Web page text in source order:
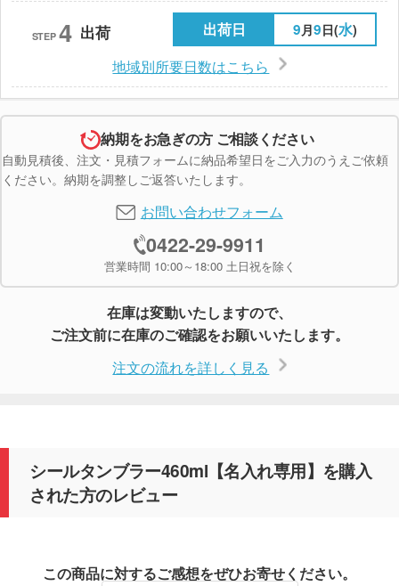
STEP 4 出荷 出荷日 9月9日(水)
地域別所要日数はこちら
納期をお急ぎの方 ご相談ください
自動見積後、注文・見積フォームに納品希望日をご入力のうえご依頼
ください。納期を調整しご返答いたします。
お問い合わせフォーム
0422-29-9911
営業時間 10:00～18:00 土日祝を除く
在庫は変動いたしますので、
ご注文前に在庫のご確認をお願いいたします。
注文の流れを詳しく見る
シールタンブラー460ml【名入れ専用】を購入
された方のレビュー
この商品に対するご感想をぜひお寄せください。